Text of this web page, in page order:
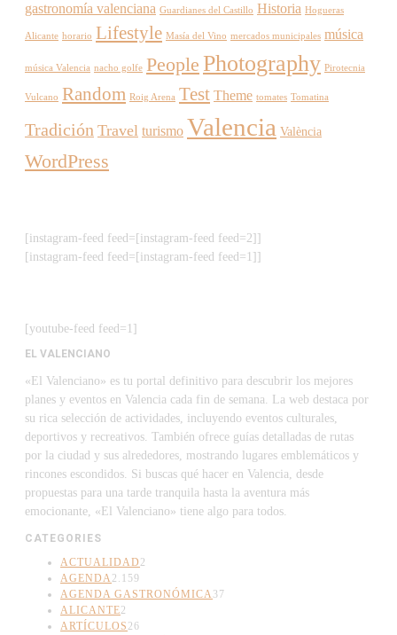
gastronomía valenciana Guardianes del Castillo Historia Hogueras
Alicante horario Lifestyle Masía del Vino mercados municipales música
música Valencia nacho golfe People Photography Pirotecnia
Vulcano Random Roig Arena Test Theme tomates Tomatina
Tradición Travel turismo Valencia València
WordPress
[instagram-feed feed=[instagram-feed feed=2]]
[instagram-feed feed=[instagram-feed feed=1]]
[youtube-feed feed=1]
EL VALENCIANO
«El Valenciano» es tu portal definitivo para descubrir los mejores
planes y eventos en Valencia cada fin de semana. La web destaca por
su rica selección de actividades, incluyendo eventos culturales,
deportivos y recreativos. También ofrece guías detalladas de rutas
por la ciudad y sus alrededores, mostrando lugares emblemáticos y
rincones escondidos. Si buscas qué hacer en Valencia, desde
propuestas para una tarde tranquila hasta la aventura más
emocionante, «El Valenciano» tiene algo para todos.
CATEGORIES
ACTUALIDAD 2
AGENDA2.159
AGENDA GASTRONÓMICA37
ALICANTE2
ARTÍCULOS 26